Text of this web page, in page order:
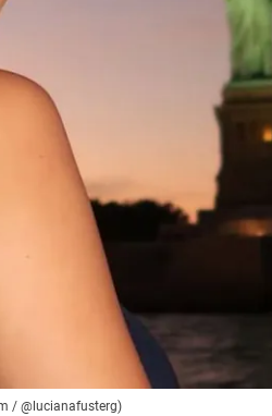
/ @lucianafusterg)